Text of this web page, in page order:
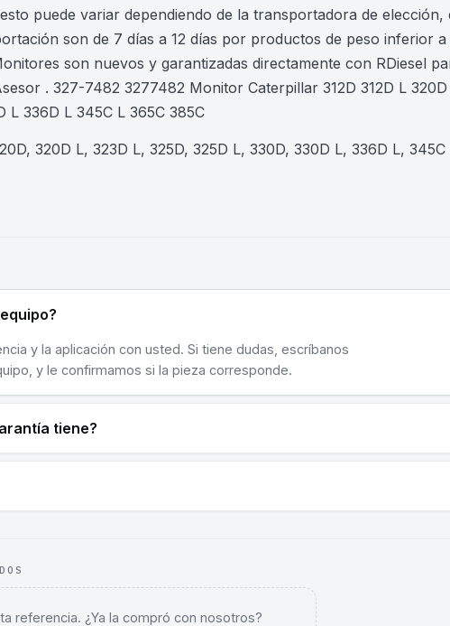
puede variar dependiendo de la transportadora de elección,
son de 7 días a 12 días por productos de peso inferior a
son nuevos y garantizadas directamente con RDiesel
. 327-7482 3277482 Monitor Caterpillar 312D 312D L 320D
L 336D L 345C L 365C 385C
320D L, 323D L, 325D, 325D L, 330D, 330D L, 336D L, 345C
y la aplicación con usted. Si tiene dudas, escríbanos
y le confirmamos si la pieza corresponde.
tiene?
referencia. ¿Ya la compró con nosotros?